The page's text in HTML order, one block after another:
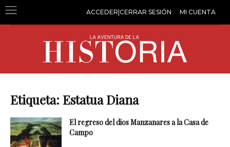
ACCEDER|CERRAR SESIÓN MI CUENTA
Etiqueta: Estatua Diana
El regreso del dios Manzanares a la Casa de
Campo